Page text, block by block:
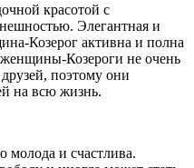
красотой с
Элегантная и
Козерог активна и полна
Козероги не очень
поэтому они
на всю жизнь.
и счастлива.